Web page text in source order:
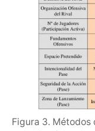
Figura 3. Métodos